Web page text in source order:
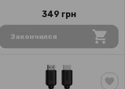
349 грн
Закончился